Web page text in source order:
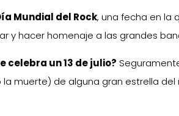
Mundial del Rock, una fecha en la
y hacer homenaje a las grandes
celebra un 13 de julio?
muerte) de alguna gran estrella del